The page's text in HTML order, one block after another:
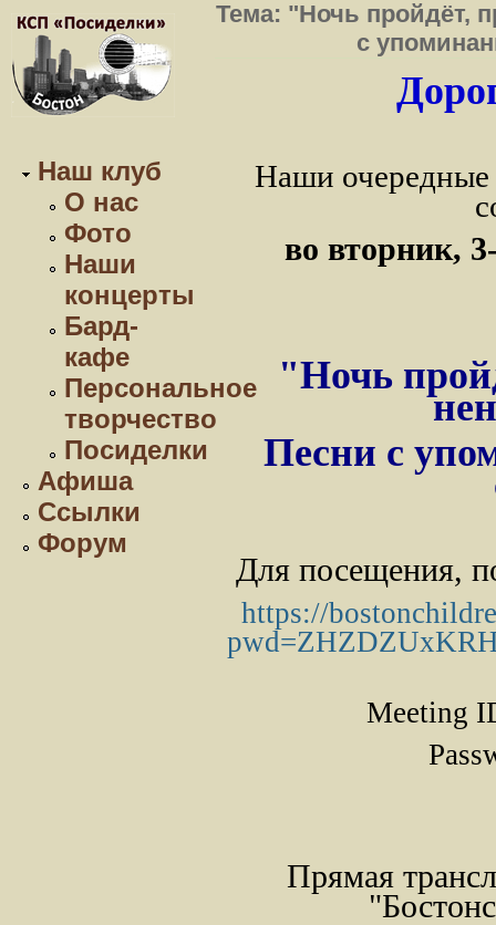
Наш клуб
О нас
Фото
Наши
концерты
Бард-
кафе
Персональное
творчество
Посиделки
Афиша
Ссылки
Форум
Тема: "Ночь пройдёт,
с
Наши очередные
во вторник,
"Ночь
Песни с
Для посещения,
https://
pwd=
Meeting
Прямая